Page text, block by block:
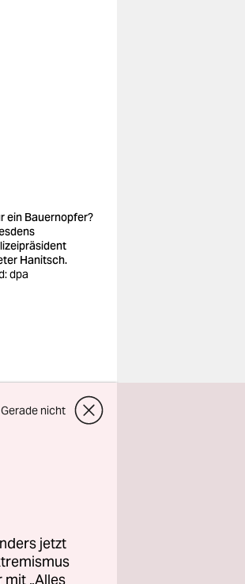
ein Bauernopfer?
Hanitsch.
dpa
Gerade nicht
jetzt
„Alles